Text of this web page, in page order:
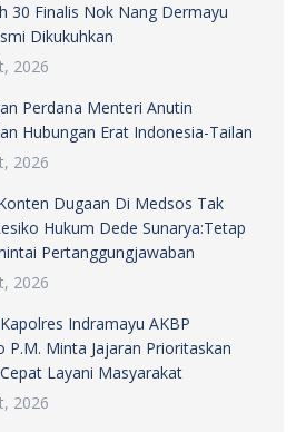
30 Finalis Nok Nang Dermayu
Dikukuhkan
2026
Perdana Menteri Anutin
Hubungan Erat Indonesia-Tailan
2026
Dugaan Di Medsos Tak
Hukum Dede Sunarya:Tetap
Pertanggungjawaban
2026
Indramayu AKBP
P.M. Minta Jajaran Prioritaskan
Layani Masyarakat
2026